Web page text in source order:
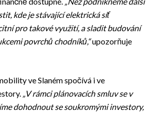
kde je stávající elektrická síť
pro takové využití, a sladit budování
povrchů chodníků,“upozorňuje
ve Slaném spočívá i ve
„V rámci plánovacích smluv se v
dohodnout se soukromými investory,